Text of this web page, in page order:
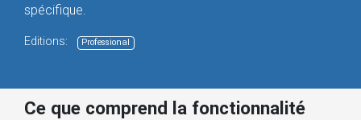
spécifique.
Editions: Professional
Ce que comprend la fonctionnalité